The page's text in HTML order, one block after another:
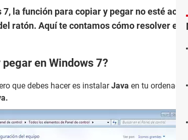
la función para copiar y pegar no esté
ratón. Aquí te contamos cómo resolver
en Windows 7?
que debes hacer es instalarJava en tu